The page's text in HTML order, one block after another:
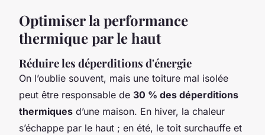
Optimiser la performance
thermique par le haut
Réduire les déperditions d'énergie
On l’oublie souvent, mais une toiture mal isolée
peut être responsable de 30 % des déperditions
thermiques d’une maison. En hiver, la chaleur
s’échappe par le haut ; en été, le toit surchauffe et